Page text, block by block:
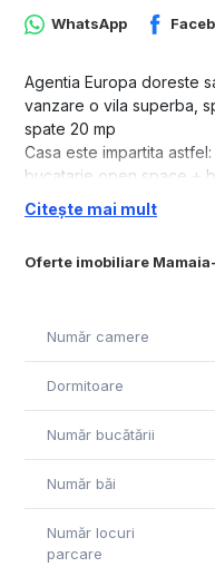
Oferte imobiliare
WhatsApp
Agentia Europa doreste
vanzare o vila superba,
spate 20 mp
Casa este impartita
bucatarie open space +
mp
Etajul compus din 2
pana in oras cu masina.
Casa este utilata ultra
pana la mobilier !
Citește mai mult
Număr camere
Dormitoare
Număr bucătării
Număr băi
Număr locuri
parcare